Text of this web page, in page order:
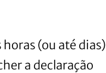
(ou até dias)
a declaração